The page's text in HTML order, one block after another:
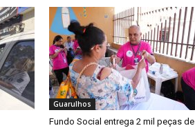
Guarulhos
Fundo Social entrega 2 mil peças de